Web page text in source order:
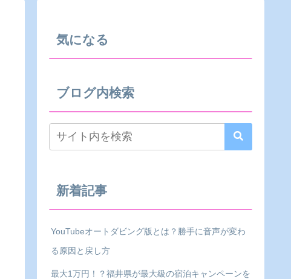
気になる
ブログ内検索
新着記事
YouTubeオートダビング版とは？勝手に音声が変わ
る原因と戻し方
最大1万円！？福井県が最大級の宿泊キャンペーンを